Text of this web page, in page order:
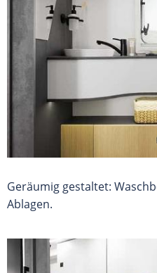
Geräumig gestaltet:
Ablagen.